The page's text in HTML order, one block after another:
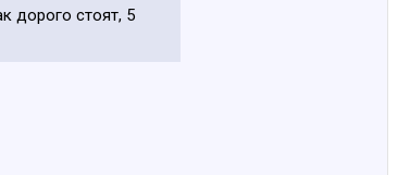
дорого стоят, 5